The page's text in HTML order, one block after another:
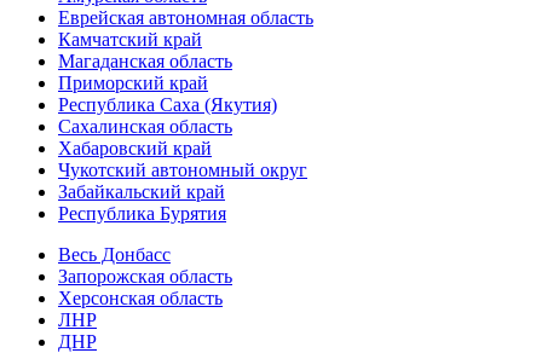
Еврейская автономная область
Камчатский край
Магаданская область
Приморский край
Республика Саха (Якутия)
Сахалинская область
Хабаровский край
Чукотский автономный округ
Забайкальский край
Республика Бурятия
Весь Донбасс
Запорожская область
Херсонская область
ЛНР
ДНР